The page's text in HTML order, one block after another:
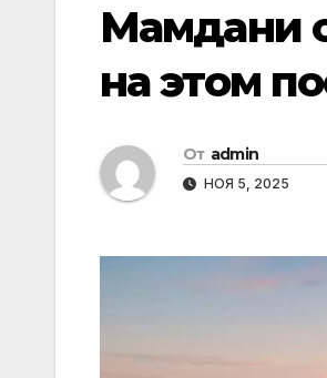
Мамдани
на этом
От admin
НОЯ 5, 2025